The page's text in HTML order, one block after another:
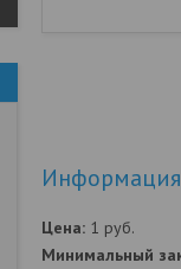
Информация
Цена: 1 руб.
Минимальный